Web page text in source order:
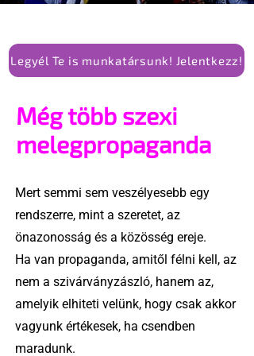
Legyél Te is munkatársunk! Jelentkezz!
Még több szexi
melegpropaganda
Mert semmi sem veszélyesebb egy
rendszerre, mint a szeretet, az
önazonosság és a közösség ereje.
Ha van propaganda, amitől félni kell, az
nem a szivárványzászló, hanem az,
amelyik elhiteti velünk, hogy csak akkor
vagyunk értékesek, ha csendben
maradunk.